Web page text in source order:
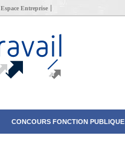
Espace Entreprise
CONCOURS FONCTION PUBLIQUE